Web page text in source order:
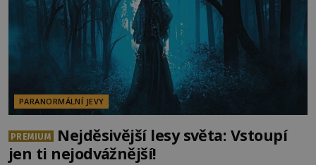
PARANORMÁLNÍ JEVY
PREMIUM
Nejděsivější lesy světa: Vstoupí
jen ti nejodvážnější!